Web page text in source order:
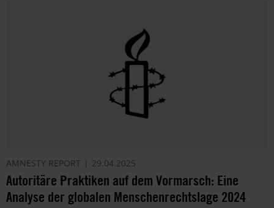
AMNESTY REPORT 29.04.2025
Autoritäre Praktiken auf dem Vormarsch: Eine
Analyse der globalen Menschenrechtslage 2024